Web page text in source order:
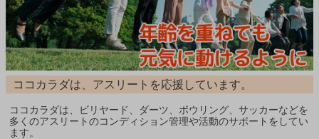
ココカラダは、アスリートを応援しています。
ココカラダは、ビリヤード、ダーツ、ボウリング、サッカーなどを
多くのアスリートのコンディション管理や活動のサポートをしてい
ます。